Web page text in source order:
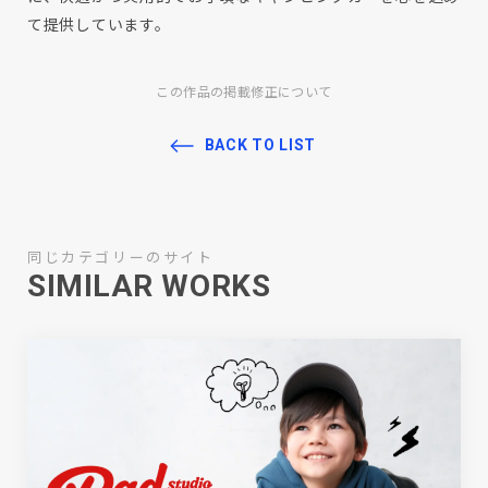
て提供しています。
この作品の掲載修正について
BACK TO LIST
同じカテゴリーのサイト
SIMILAR WORKS